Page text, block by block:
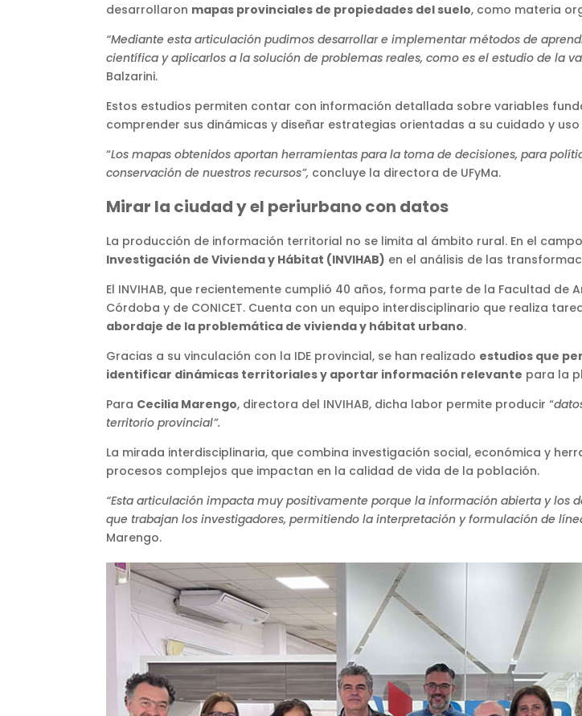
desarrollaron mapas provinciales de propiedades del suelo, como materia
“Mediante esta articulación pudimos desarrollar e implementar métodos de
científica y aplicarlos a la solución de problemas reales, como es el estudio de la
Balzarini.
Estos estudios permiten contar con información detallada sobre variables
comprender sus dinámicas y diseñar estrategias orientadas a su cuidado y
“Los mapas obtenidos aportan herramientas para la toma de decisiones, para
conservación de nuestros recursos”, concluye la directora de UFyMa.
Mirar la ciudad y el periurbano con datos
La producción de información territorial no se limita al ámbito rural. En el
Investigación de Vivienda y Hábitat (INVIHAB) en el análisis de las
El INVIHAB, que recientemente cumplió 40 años, forma parte de la Facultad
Córdoba y de CONICET. Cuenta con un equipo interdisciplinario que realiza
abordaje de la problemática de vivienda y hábitat urbano.
Gracias a su vinculación con la IDE provincial, se han realizado estudios que
identificar dinámicas territoriales y aportar información relevante para la
Para Cecilia Marengo, directora del INVIHAB, dicha labor permite producir “
territorio provincial”.
La mirada interdisciplinaria, que combina investigación social, económica y
procesos complejos que impactan en la calidad de vida de la población.
“Esta articulación impacta muy positivamente porque la información abierta y los
que trabajan los investigadores, permitiendo la interpretación y formulación de
Marengo.